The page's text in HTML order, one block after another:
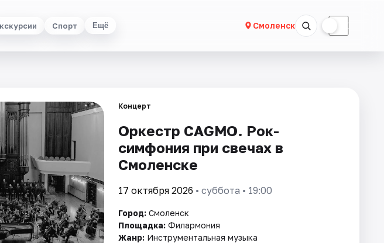
Спорт Ещё Смоленск ☾
Концерт
Оркестр CAGMO. Рок-
симфония при свечах в
Смоленске
17 октября 2026 • суббота • 19:00
Город: Смоленск
Площадка: Филармония
Жанр: Инструментальная музыка